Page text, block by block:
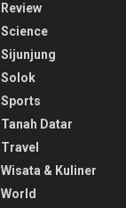
Review
Science
Sijunjung
Solok
Sports
Tanah Datar
Travel
Wisata & Kuliner
World